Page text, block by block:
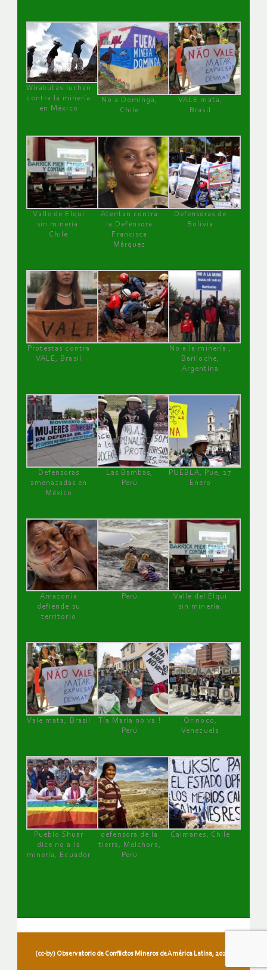
Wirakutas luchan
contra la minería
en México
No a Dominga,
Chile
VALE mata,
Brasil
Valle de Elqui
sin minería.
Chile
Atentan contra
la Defensora
Francisca
Márquez
Defensoras de
Bolivia
Protestas contra
VALE, Brasil
No a la minería ,
Bariloche,
Argentina
Defensoras
amenazadas en
México
Las Bambas,
Perú
PUEBLA, Pue, 27
Enero
Amazonía
defiende su
territorio
Perú
Valle del Elqui
sin minería.
Vale mata, Brasil
Tía María no va !
Perú
Orinoco,
Venezuela
Pueblo Shuar
dice no a la
minería, Ecuador
defensora de la
tierra, Melchora,
Perú
Caimanes, Chile
(cc-by) Observatorio de Conflictos Mineros de América Latina, 2026